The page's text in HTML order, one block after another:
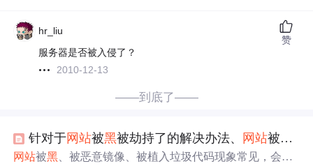
hr_liu
服务器是否被入侵了？
2010-12-13
赞
——到底了——
针对于网站被黑被劫持了的解决办法、 网站被劫持了怎么办
网站被黑 、被恶意镜像、被植入垃圾代码现象常见，会影